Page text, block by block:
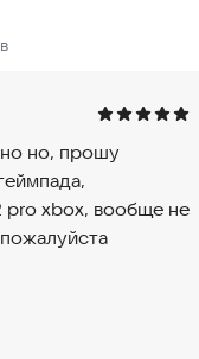
проведет его
заброшенного
вы играете, все
СРАЗИТЬСЯ С
история и свой
Профессор -
но, прошу
xbox, вообще не